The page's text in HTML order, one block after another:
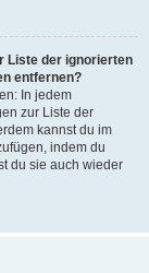
Liste der ignorierten
entfernen?
In jedem
zur Liste der
kannst du im
indem du
du sie auch wieder